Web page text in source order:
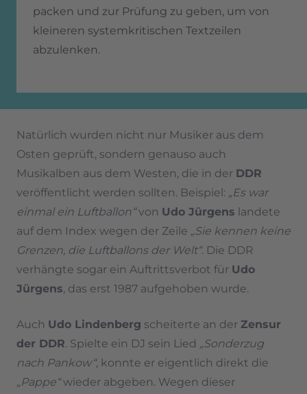
packen und zur Prüfung zu geben, um von
kleineren systemkritischen Textzeilen
abzulenken.
Natürlich wurden nicht nur Musiker aus dem
Osten geprüft, sondern genauso auch
Musikalben aus dem Westen, die in der DDR
veröffentlicht werden sollten. Beispiel: „Es war
einmal ein Luftballon“von Udo Jürgens landete
auf dem Index wegen der Zeile „Sie kennen keine
Grenzen, die Luftballons der Welt“. Die DDR
verhängte sogar ein Auftrittsverbot für Udo
Jürgens, das erst 1987 aufgehoben wurde.
Auch Udo Lindenberg scheiterte an der Zensur
der DDR. Spielte ein DJ sein Lied „Sonderzug
nach Pankow“, konnte er eigentlich direkt die
„Pappe“wieder abgeben. Wegen dieser